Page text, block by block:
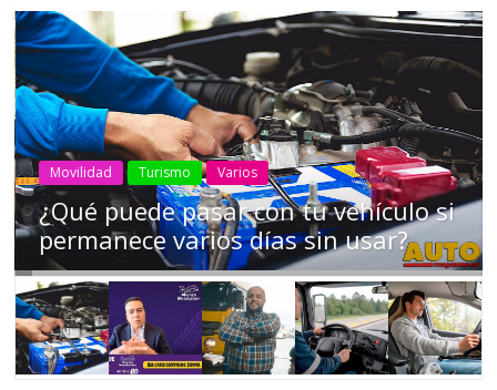
AEADE Industria Motociclismo Motos Movilidad
Campaña busca cambiar destino de
los motociclistas en la región